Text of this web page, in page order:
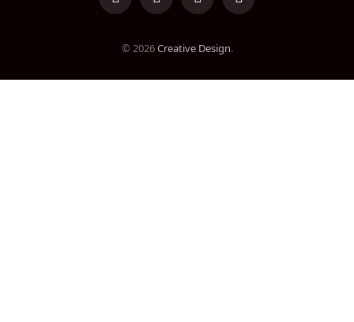
LinkedInFacebookInstagramTikTok
© 2026Creative Design.